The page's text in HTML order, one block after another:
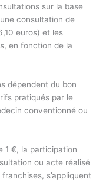
sur la base
consultation de
euros) et les
en fonction de la
dépendent du bon
pratiqués par le
conventionné ou
1 €, la participation
ou acte réalisé
s’appliquent